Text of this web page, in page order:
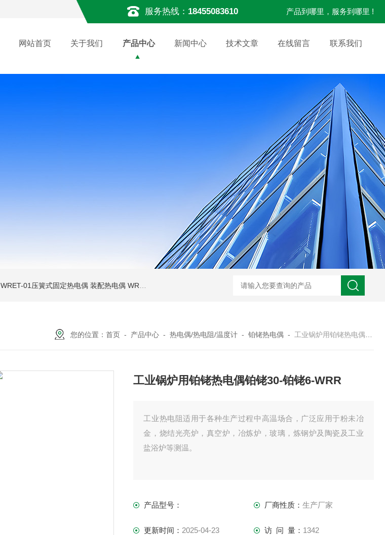
服务热线： 18455083610 产品到哪里，服务到哪里 !
网站首页 关于我们 产品中心 新闻中心 技术文章 在线留言 联系我们
WRET-01压簧式固定热电偶 装配热电偶 WRP高温贵金属铂铑热电偶 WRN-530直角弯头热电偶 WRNK-231D炉管刀刃热电
您的位置：首页 - 产品中心 -热电偶/热电阻/温度计 -铂铑热电偶 - 工业锅炉用铂铑热电偶铂铑30-铂铑6-WRR
工业锅炉用铂铑热电偶铂铑30-铂铑6-WRR
工业热电阻适用于各种生产过程中高温场合，广泛应用于粉未冶
金，烧结光亮炉，真空炉，冶炼炉，玻璃，炼钢炉及陶瓷及工业
盐浴炉等测温。
产品型号： 厂商性质： 生产厂家
更新时间： 2025-04-23 访 问 量： 1342